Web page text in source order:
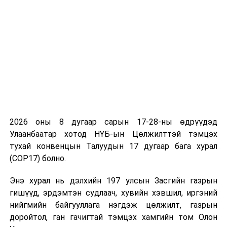
ОХУ-ын Батлан хамгаалахын дэд сайд хахууль авсан
хэргээр баривчлагджээ
ӨМНӨХ МЭДЭЭ
СЕХ: Нэр дэвшигчдийн баримт бичгийг хүлээн авч
2026 оны 8 дугаар сарын 17-28-ны өдрүүдэд
Улаанбаатар хотод НҮБ-ын Цөлжилттэй тэмцэх
тухай конвенцын Талуудын 17 дугаар бага хурал
(COP17) болно.
Энэ хурал нь дэлхийн 197 улсын Засгийн газрын
гишүүд, эрдэмтэн судлаач, хувийн хэвшил, иргэний
нийгмийн байгууллага нэгдэж цөлжилт, газрын
доройтол, ган гачигтай тэмцэх хамгийн том Олон